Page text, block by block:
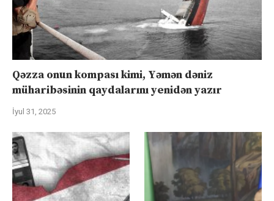
Qəzza onun kompası kimi, Yəmən dəniz
müharibəsinin qaydalarını yenidən yazır
İyul 31, 2025